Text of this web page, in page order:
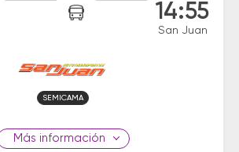
14:55
San Juan
SEMICAMA
información